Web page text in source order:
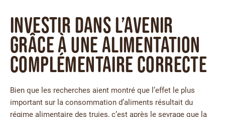
Investir dans l’avenir
grâce à une alimentation
complémentaire correcte
Bien que les recherches aient montré que l’effet le plus
important sur la consommation d’aliments résultait du
régime alimentaire des truies, c’est après le sevrage que la